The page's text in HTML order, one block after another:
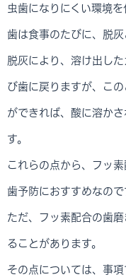
虫歯になりにくい環境を
歯は食事のたびに、脱灰
脱灰により、溶け出し
び歯に戻りますが、こ
ができれば、酸に溶か
す。
これらの点から、フッ
歯予防におすすめなので
ただ、フッ素配合の歯
ることがあります。
その点については、事項